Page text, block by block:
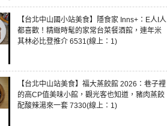
【台北中山國小站美食】隱食家 Inns+：E人I人
都喜歡！精緻時髦的家常台菜餐酒館，連年米
其林必比登推介 6531(線上：1)
【台北中山站美食】福大蒸餃館 2026：巷子裡
的高CP值美味小館，觀光客也知道，豬肉蒸餃
配酸辣湯來一套 7330(線上：1)